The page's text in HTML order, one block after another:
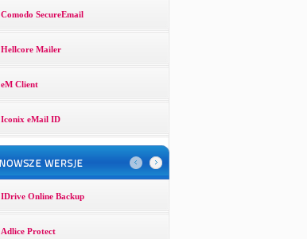
Comodo SecureEmail
Hellcore Mailer
eM Client
Iconix eMail ID
IDrive Online Backup
Adlice Protect